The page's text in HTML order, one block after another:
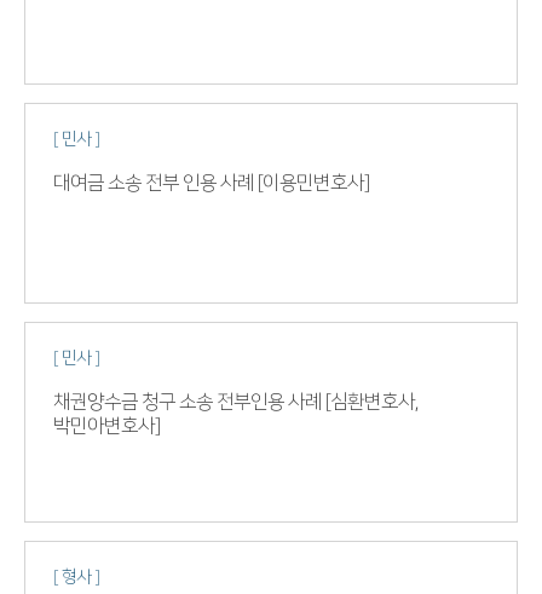
[ 민사 ]
대여금 소송 전부 인용 사례 [이용민변호사]
[ 민사 ]
채권양수금 청구 소송 전부인용 사례 [심환변호사,
박민아변호사]
[ 형사 ]